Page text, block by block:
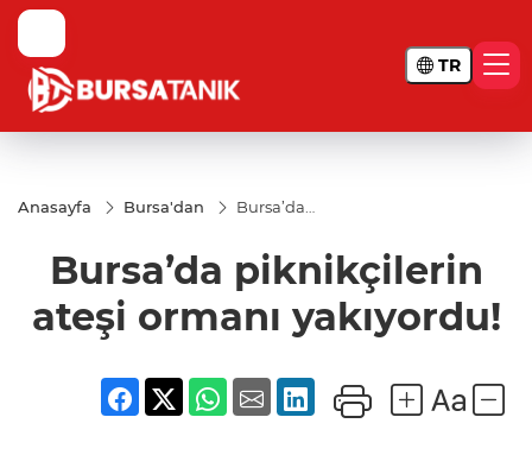
TR
Anasayfa Bursa'dan
Bursa’da
yakıyordu!
Bursa’da piknikçilerin
ateşi ormanı yakıyordu!